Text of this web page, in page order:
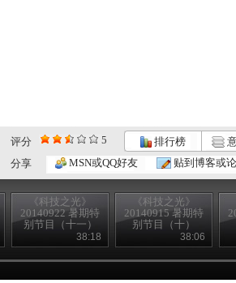
评分 5 排行榜
分享
MSN或QQ好友 贴到博客或
《科技之光》
20140922 暑期特
别节目（十一）
38:18
《科技之光》
20140915 暑期特
别节目（十）
38:06